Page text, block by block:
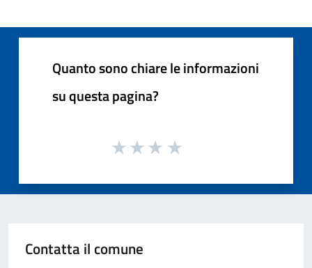
Quanto sono chiare le informazioni
su questa pagina?
Contatta il comune